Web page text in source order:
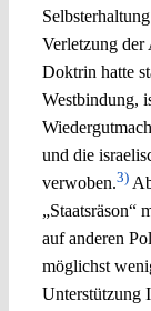
Verletzung
Doktrin hatte
Westbindung,
und die
verwoben.3)
„Staatsräson“
auf anderen
möglichst
Unterstützung